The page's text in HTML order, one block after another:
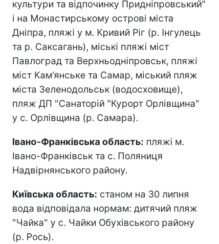
культури та відпочинку Придніпровський"
і на Монастирському острові міста
Дніпра, пляжі у м. Кривий Ріг (р. Інгулець
та р. Саксагань), міські пляжі міст
Павлоград та Верхньодніпровськ, пляжі
міст Кам’янське та Самар, міський пляж
міста Зеленодольськ (водосховище),
пляж ДП "Санаторій "Курорт Орлівщина"
у с. Орлівщина (р. Самара).
Івано-Франківська область: пляжі м.
Івано-Франківськ та с. Поляниця
Надвірнянського району.
Київська область: станом на 30 липня
вода відповідала нормам: дитячий пляж
"Чайка" у с. Чайки Обухівського району
(р. Рось).